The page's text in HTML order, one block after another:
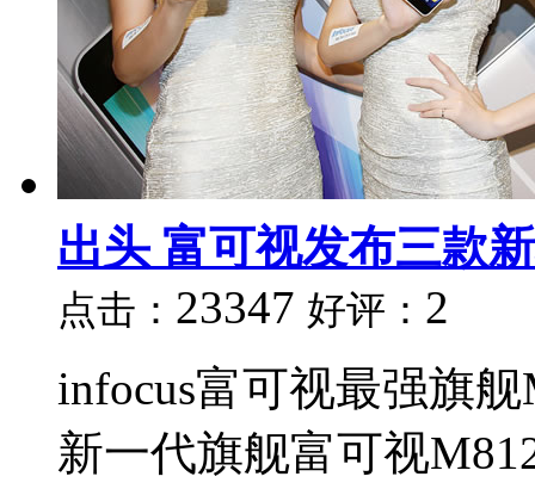
出头 富可视发布三款
点击： 23347 好评： 2
infocus富可视最强旗
新一代旗舰富可视